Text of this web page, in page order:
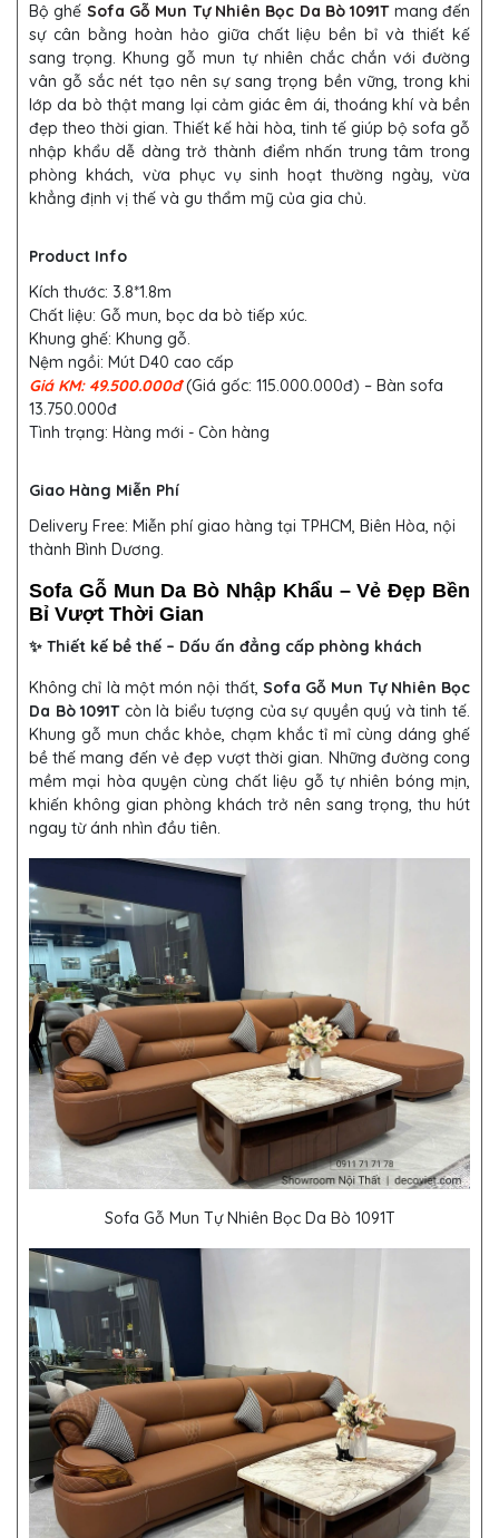
Bộ ghế Sofa Gỗ Mun Tự Nhiên Bọc Da Bò 1091Tmang đến
sự cân bằng hoàn hảo giữa chất liệu bền bỉ và thiết kế
sang trọng. Khung gỗ mun tự nhiên chắc chắn với đường
vân gỗ sắc nét tạo nên sự sang trọng bền vững, trong khi
lớp da bò thật mang lại cảm giác êm ái, thoáng khí và bền
đẹp theo thời gian. Thiết kế hài hòa, tinh tế giúp bộ sofa gỗ
nhập khẩu dễ dàng trở thành điểm nhấn trung tâm trong
phòng khách, vừa phục vụ sinh hoạt thường ngày, vừa
khẳng định vị thế và gu thẩm mỹ của gia chủ.
Product Info
Kích thước: 3.8*1.8m
Chất liệu: Gỗ mun, bọc da bò tiếp xúc.
Khung ghế: Khung gỗ.
Nệm ngồi: Mút D40 cao cấp
Giá KM: 49.500.000đ (Giá gốc: 115.000.000đ) – Bàn sofa
13.750.000đ
Tình trạng: Hàng mới - Còn hàng
Giao Hàng Miễn Phí
Delivery Free: Miễn phí giao hàng tại TPHCM, Biên Hòa, nội
thành Bình Dương.
Sofa Gỗ Mun Da Bò Nhập Khẩu – Vẻ Đẹp Bền
Bỉ Vượt Thời Gian
✨ Thiết kế bề thế – Dấu ấn đẳng cấp phòng khách
Không chỉ là một món nội thất, Sofa Gỗ Mun Tự Nhiên Bọc
Da Bò 1091T còn là biểu tượng của sự quyền quý và tinh tế.
Khung gỗ mun chắc khỏe, chạm khắc tỉ mỉ cùng dáng ghế
bề thế mang đến vẻ đẹp vượt thời gian. Những đường cong
mềm mại hòa quyện cùng chất liệu gỗ tự nhiên bóng mịn,
khiến không gian phòng khách trở nên sang trọng, thu hút
ngay từ ánh nhìn đầu tiên.
Sofa Gỗ Mun Tự Nhiên Bọc Da Bò 1091T